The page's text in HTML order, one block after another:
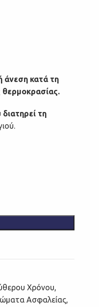
άνεση κατά τη
θερμοκρασίας.
διατηρεί τη
Χρόνου,
Ασφαλείας,